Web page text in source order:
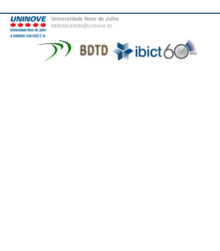
Universidade Nove de Julho
bibliotecatede@uninove.br